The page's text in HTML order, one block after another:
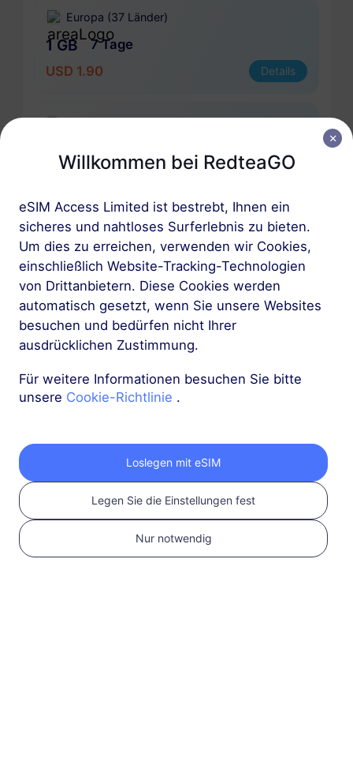
Europa (37 Länder)
1 GB
7 Tage
USD 1.90
Details
1 GB
Europa (37 Länder)
3 GB
30 Tage
USD 4.10
Details
Mehr
Holen Sie sich Ihre
RedteaGO eSIM in 3
Schritten
Willkommen bei RedteaGO
eSIM Access Limited ist bestrebt, Ihnen ein
sicheres und nahtloses Surferlebnis zu bieten.
Um dies zu erreichen, verwenden wir Cookies,
einschließlich Website-Tracking-Technologien
von Drittanbietern. Diese Cookies werden
automatisch gesetzt, wenn Sie unsere Websites
besuchen und bedürfen nicht Ihrer
ausdrücklichen Zustimmung.
Für weitere Informationen besuchen Sie bitte
unsere Cookie-Richtlinie .
Loslegen mit eSIM
Legen Sie die Einstellungen fest
Nur notwendig